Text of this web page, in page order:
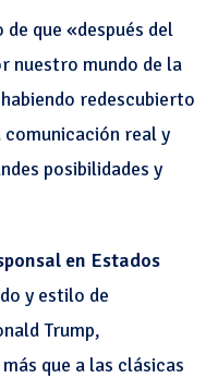
de que «después del
nuestro mundo de la
redescubierto
real y
posibilidades y
en Estados
y estilo de
Trump,
que a las clásicas